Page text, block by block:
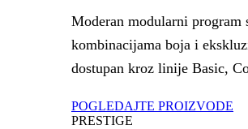
Moderan modularni program
kombinacijama boja i
dostupan kroz linije Basic,
POGLEDAJTE PROIZVODE
PRESTIGE